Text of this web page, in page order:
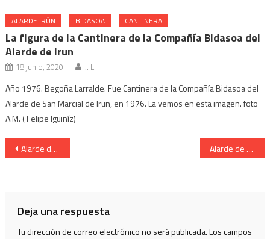
ALARDE IRÚN BIDASOA CANTINERA
La figura de la Cantinera de la Compañía Bidasoa del
Alarde de Irun
18 junio, 2020 J. L.
Año 1976. Begoña Larralde. Fue Cantinera de la Compañía Bidasoa del
Alarde de San Marcial de Irun, en 1976. La vemos en esta imagen. foto
A.M. ( Felipe Iguiñíz)
Navegación
Alarde de San Marcial de Irun.Compañia de Infanteria. Alarde de San Marcial de Irun.Escuadra de Hacheros.
Deja una respuesta
Tu dirección de correo electrónico no será publicada.Los campos